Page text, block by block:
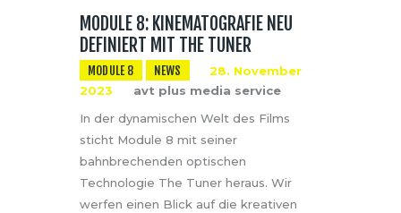
KONTAKT
MODULE 8: KINEMATOGRAFIE NEU
DEFINIERT MIT THE TUNER
MODULE 8 NEWS
28. November
2023
avt plus media service
In der dynamischen Welt des Films
sticht Module 8 mit seiner
bahnbrechenden optischen
Technologie The Tuner heraus. Wir
werfen einen Blick auf die kreativen